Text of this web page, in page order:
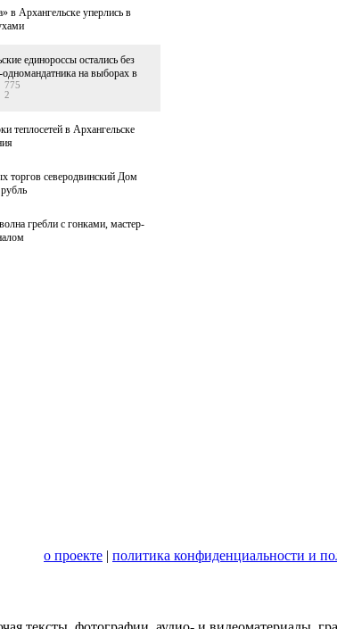
в Архангельске уперлись в
единороссы остались без
одномандатника на выборах в
775
2
теплосетей в Архангельске
торгов северодвинский Дом
гребли с гонками, мастер-
о проекте | политика конфиденциальности и